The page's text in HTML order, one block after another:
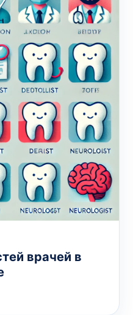
врачей в